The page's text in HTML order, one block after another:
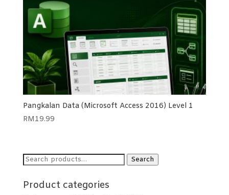
Pangkalan Data (Microsoft Access 2016) Level 1
RM19.99
Search
Search
Product categories